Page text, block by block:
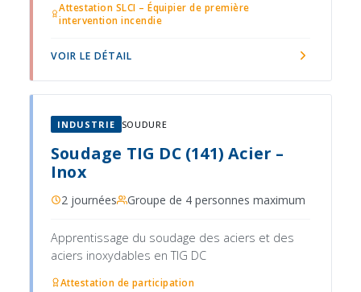
Attestation SLCI – Équipier de première
intervention incendie
VOIR LE DÉTAIL
INDUSTRIE SOUDURE
Soudage TIG DC (141) Acier –
Inox
2 journées Groupe de 4 personnes maximum
Apprentissage du soudage des aciers et des
aciers inoxydables en TIG DC
Attestation de participation